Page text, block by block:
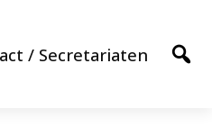
/ Secretariaten